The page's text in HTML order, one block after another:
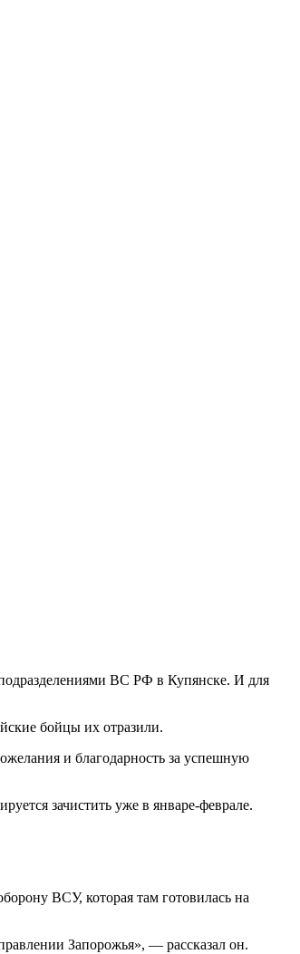
ВС РФ в Купянске. И для
бойцы их отразили.
и благодарность за успешную
зачистить уже в январе-феврале.
ВСУ, которая там готовилась на
Запорожья», — рассказал он.